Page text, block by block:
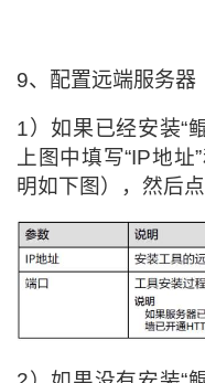
9、 配置远端服务器
1）如果已经安装“
上图中填写“IP地址
明如下图），然后点